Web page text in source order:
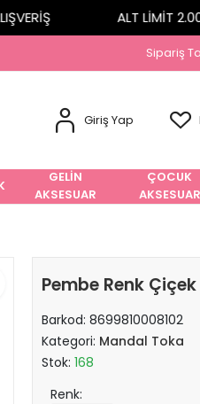
ALT LİMİT 2.000
Sipariş
Giriş Yap
GELİN
AKSESUAR
ÇOCUK
AKSESUAR
Pembe Renk
Barkod:8699810008102
Kategori: Mandal Toka
Stok:168
Renk: